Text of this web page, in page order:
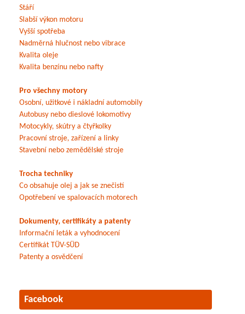
Stáří
Slabší výkon motoru
Vyšší spotřeba
Nadměrná hlučnost nebo vibrace
Kvalita oleje
Kvalita benzínu nebo nafty
Pro všechny motory
Osobní, užitkové i nákladní automobily
Autobusy nebo dieslové lokomotivy
Motocykly, skútry a čtyřkolky
Pracovní stroje, zařízení a linky
Stavební nebo zemědělské stroje
Trocha techniky
Co obsahuje olej a jak se znečistí
Opotřebení ve spalovacích motorech
Dokumenty, certifikáty a patenty
Informační leták a vyhodnocení
Certifikát TÜV-SÜD
Patenty a osvědčení
Facebook